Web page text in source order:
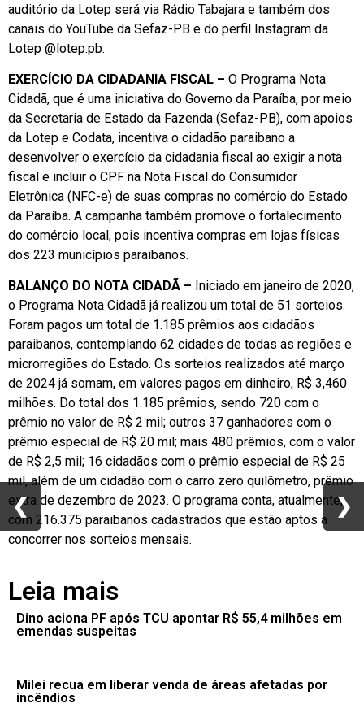
auditório da Lotep será via Rádio Tabajara e também dos
canais do YouTube da Sefaz-PB e do perfil Instagram da
Lotep @lotep.pb.
EXERCÍCIO DA CIDADANIA FISCAL – O Programa Nota
Cidadã, que é uma iniciativa do Governo da Paraíba, por meio
da Secretaria de Estado da Fazenda (Sefaz-PB), com apoios
da Lotep e Codata, incentiva o cidadão paraibano a
desenvolver o exercício da cidadania fiscal ao exigir a nota
fiscal e incluir o CPF na Nota Fiscal do Consumidor
Eletrônica (NFC-e) de suas compras no comércio do Estado
da Paraíba. A campanha também promove o fortalecimento
do comércio local, pois incentiva compras em lojas físicas
dos 223 municípios paraibanos.
BALANÇO DO NOTA CIDADÃ – Iniciado em janeiro de 2020,
o Programa Nota Cidadã já realizou um total de 51 sorteios.
Foram pagos um total de 1.185 prêmios aos cidadãos
paraibanos, contemplando 62 cidades de todas as regiões e
microrregiões do Estado. Os sorteios realizados até março
de 2024 já somam, em valores pagos em dinheiro, R$ 3,460
milhões. Do total dos 1.185 prêmios, sendo 720 com o
prêmio no valor de R$ 2 mil; outros 37 ganhadores com o
prêmio especial de R$ 20 mil; mais 480 prêmios, com o valor
de R$ 2,5 mil; 16 cidadãos com o prêmio especial de R$ 25
mil, além de um cidadão com o carro zero quilômetro, prêmio
extra de dezembro de 2023. O programa conta, atualmente,
com 216.375 paraibanos cadastrados que estão aptos a
concorrer nos sorteios mensais.
Leia mais
Dino aciona PF após TCU apontar R$ 55,4 milhões em
emendas suspeitas
Milei recua em liberar venda de áreas afetadas por
incêndios
❮ ❯
❮ ❯